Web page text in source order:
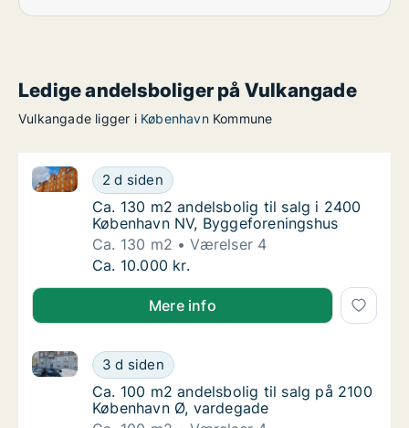
Ledige andelsboliger på Vulkangade
Vulkangade ligger i KøbenhavnKommune
Ca. 130 m2 andelsbolig til salg i 2400
2 d siden
Ca. 130 m2 andelsbolig til salg i 2400 København
Ca. 130 m2 andelsbolig til salg i 2400
Ca. 130 m2 andelsbolig til salg i 2400
København NV, Byggeforeningshus
Ca. 130 m2
Værelser 4
Ca. 130 m2 andelsbolig til salg i 2400
Ca. 10.000 kr.
Mere info
Ca. 100 m2 andelsbolig til salg på 2100
3 d siden
Ca. 100 m2 andelsbolig til salg på 2100 København
Ca. 100 m2 andelsbolig til salg på 2100
Ca. 100 m2 andelsbolig til salg på 2100
København Ø, vardegade